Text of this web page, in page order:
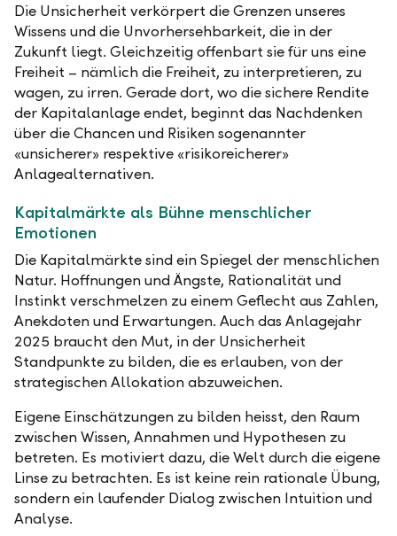
Die Unsicherheit verkörpert die Grenzen unseres
Wissens und die Unvorhersehbarkeit, die in der
Zukunft liegt. Gleichzeitig offenbart sie für uns eine
Freiheit – nämlich die Freiheit, zu interpretieren, zu
wagen, zu irren. Gerade dort, wo die sichere Rendite
der Kapitalanlage endet, beginnt das Nachdenken
über die Chancen und Risiken sogenannter
«unsicherer» respektive «risikoreicherer»
Anlagealternativen.
Kapitalmärkte als Bühne menschlicher
Emotionen
Die Kapitalmärkte sind ein Spiegel der menschlichen
Natur. Hoffnungen und Ängste, Rationalität und
Instinkt verschmelzen zu einem Geflecht aus Zahlen,
Anekdoten und Erwartungen. Auch das Anlagejahr
2025 braucht den Mut, in der Unsicherheit
Standpunkte zu bilden, die es erlauben, von der
strategischen Allokation abzuweichen.
Eigene Einschätzungen zu bilden heisst, den Raum
zwischen Wissen, Annahmen und Hypothesen zu
betreten. Es motiviert dazu, die Welt durch die eigene
Linse zu betrachten. Es ist keine rein rationale Übung,
sondern ein laufender Dialog zwischen Intuition und
Analyse.